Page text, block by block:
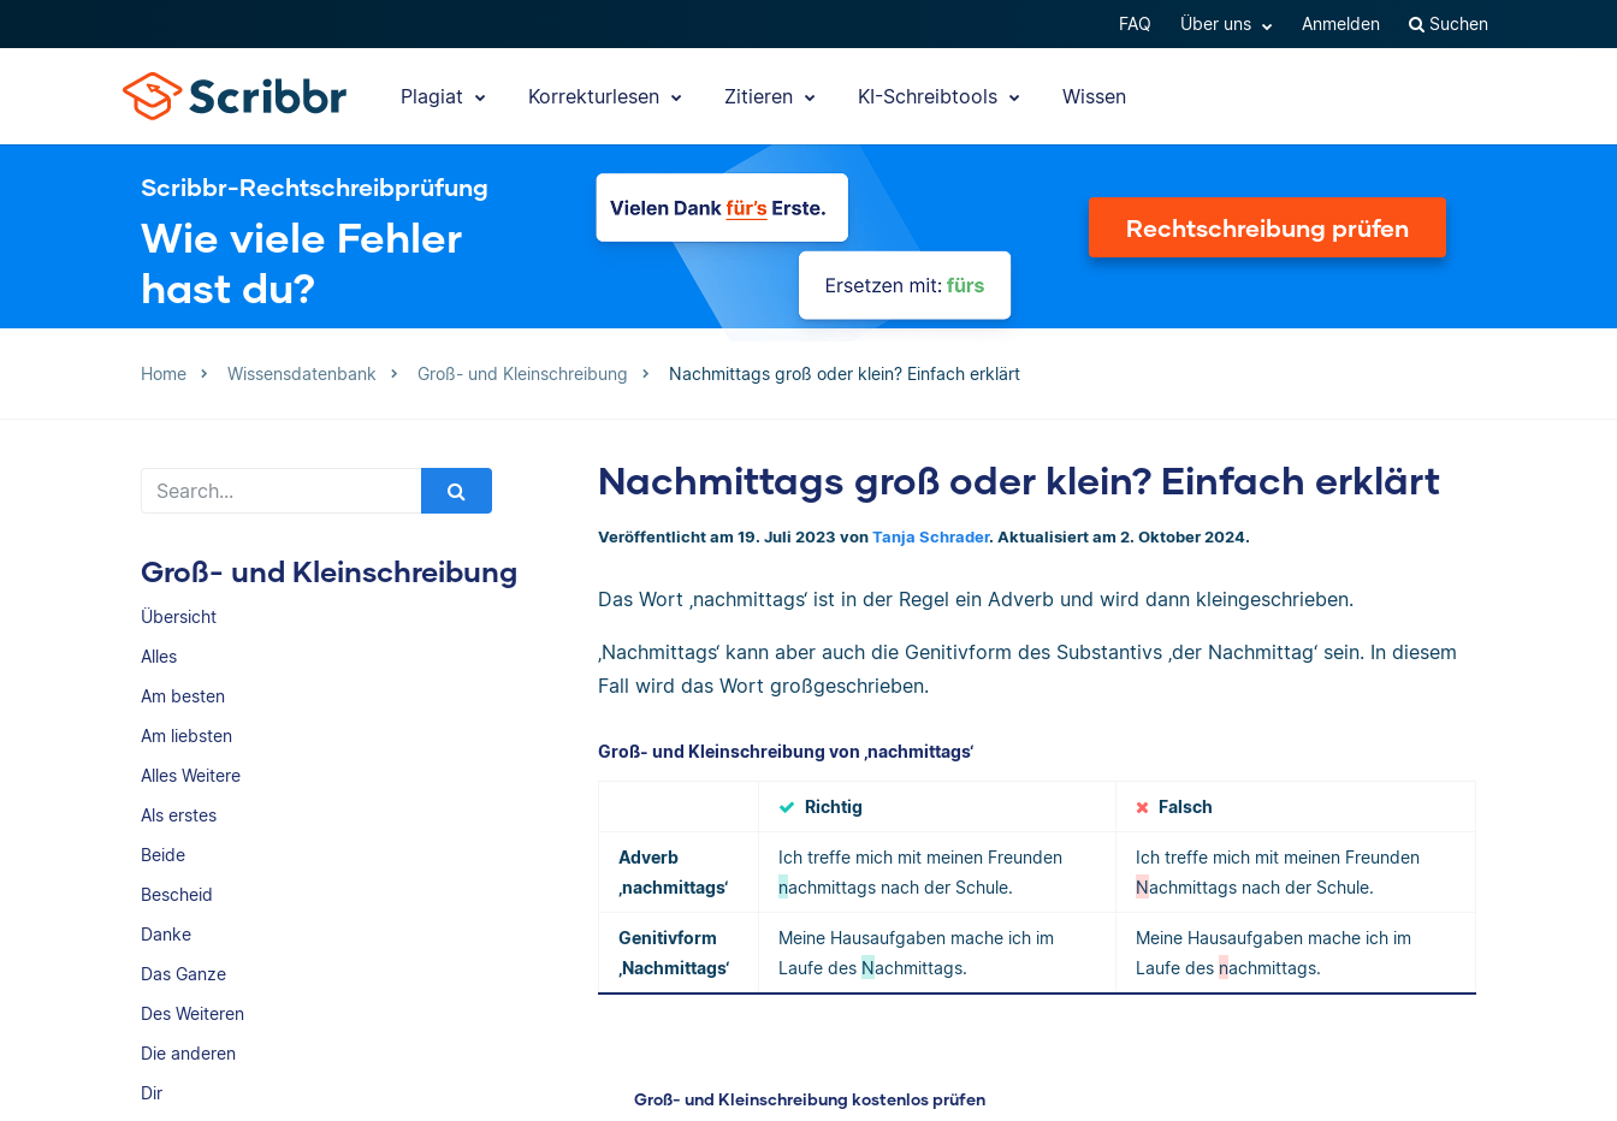
FAQ Über uns Anmelden Suchen
Plagiat Korrekturlesen Zitieren KI-Schreibtools Wissen
Scribbr-Rechtschreibprüfung
Wie viele Fehler
hast du?
Rechtschreibung prüfen
Home Wissensdatenbank Groß- und Kleinschreibung Nachmittags groß oder klein? Einfach erklärt
Groß- und Kleinschreibung
Übersicht
Alles
Am besten
Am liebsten
Alles Weitere
Als erstes
Beide
Bescheid
Danke
Das Ganze
Des Weiteren
Die anderen
Dir
Nachmittags groß oder klein? Einfach erklärt
Veröffentlicht am 19. Juli 2023 von Tanja Schrader. Aktualisiert am 2. Oktober 2024.
Das Wort ‚nachmittags‘ ist in der Regel ein Adverb und wird dann kleingeschrieben.
‚Nachmittags‘ kann aber auch die Genitivform des Substantivs ‚der Nachmittag‘ sein. In diesem
Fall wird das Wort großgeschrieben.
Groß- und Kleinschreibung von ‚nachmittags‘
Richtig Falsch
Adverb
‚nachmittags‘
Ich treffe mich mit meinen Freunden
nachmittags nach der Schule.
Ich treffe mich mit meinen Freunden
Nachmittags nach der Schule.
Genitivform
‚Nachmittags‘
Meine Hausaufgaben mache ich im
Laufe des Nachmittags.
Meine Hausaufgaben mache ich im
Laufe des nachmittags.
Groß- und Kleinschreibung kostenlos prüfen